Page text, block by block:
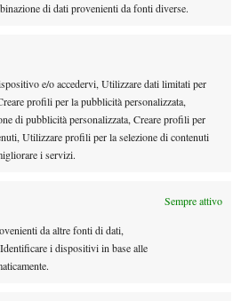
di dati provenienti da fonti diverse.
e/o accedervi, Utilizzare dati limitati per
profili per la pubblicità personalizzata,
di pubblicità personalizzata, Creare profili per
Utilizzare profili per la selezione di contenuti
i servizi.
Sempre attivo
da altre fonti di dati,
i dispositivi in base alle
un po’ in credito con la fortuna. Jannik
da Alcaraz in classifica”.
ÁPER IL FUTURO
Binaghi si è spostata sugli
e sulle novità relative al prossimo
condivisa con la Regione e il
ulteriore passo avanti in quella che è
che vogliamo scalare per rendere
popolari in Italia.